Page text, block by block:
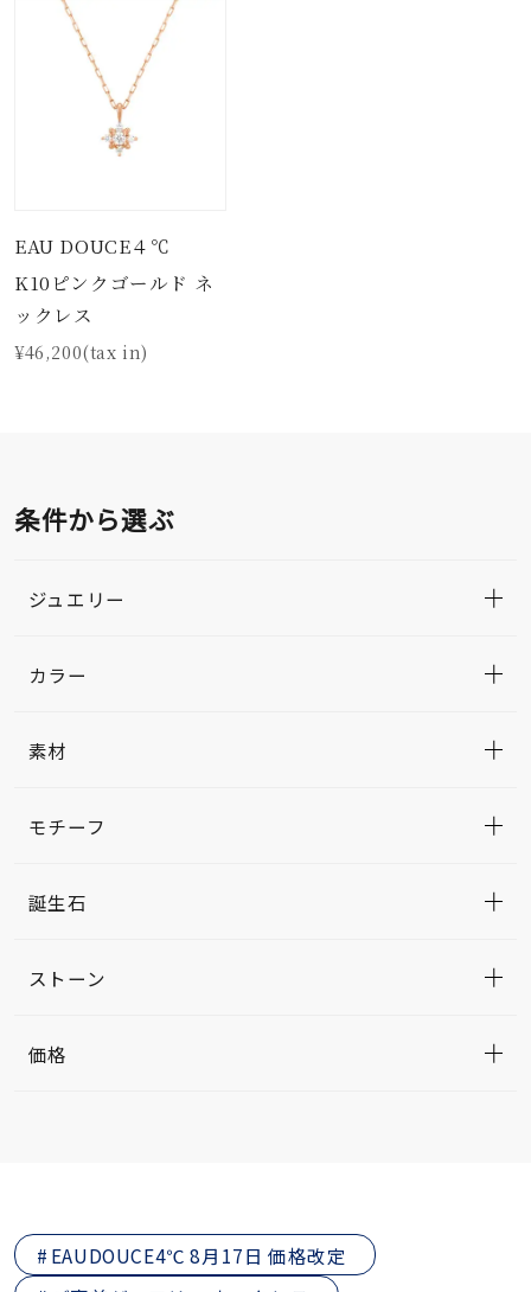
EAU DOUCE４℃
K10ピンクゴールド ネ
ックレス
¥46,200(tax in)
条件から選ぶ
ジュエリー
カラー
素材
モチーフ
誕生石
ストーン
価格
EAUDOUCE4℃ 8月17日 価格改定